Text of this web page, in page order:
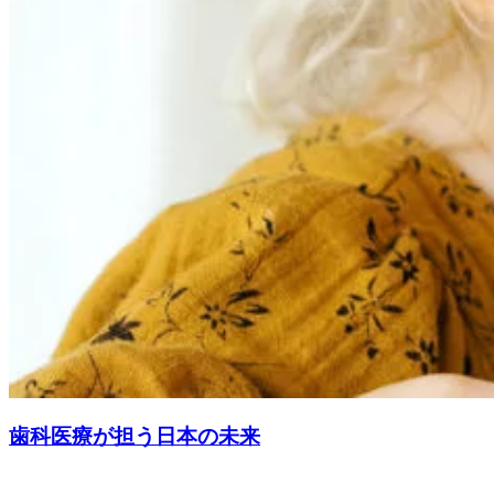
歯科医療が担う日本の未来